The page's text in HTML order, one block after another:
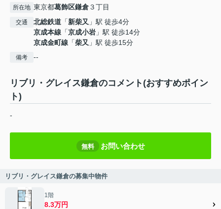
所在地 東京都葛飾区鎌倉３丁目
交通 北総鉄道 「新柴又 」駅 徒歩4分
京成本線 「京成小岩 」駅 徒歩14分
京成金町線 「柴又 」駅 徒歩15分
備考 --
リブリ・グレイス鎌倉のコメント(おすすめポイン
ト)
-
無料 お問い合わせ
リブリ・グレイス鎌倉の募集中物件
1階
8.3万円